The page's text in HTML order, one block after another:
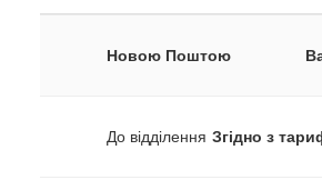
Новою Поштою
До відділення Згідно з